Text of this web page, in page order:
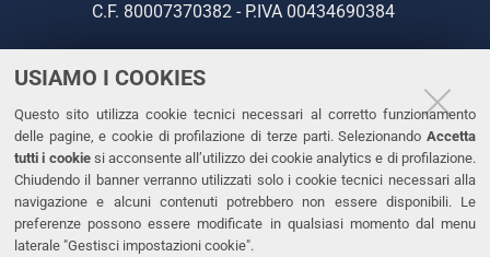
USIAMO I COOKIES
Questo sito utilizza cookie tecnici necessari al corretto funzionamento
delle pagine, e cookie di profilazione di terze parti. Selezionando Accetta
tutti i cookiesi acconsente all’utilizzo dei cookie analytics e di profilazione.
Chiudendo il banner verranno utilizzati solo i cookie tecnici necessari alla
navigazione e alcuni contenuti potrebbero non essere disponibili. Le
preferenze possono essere modificate in qualsiasi momento dal menu
laterale "Gestisci impostazioni cookie".
C.F. 80007370382 - P.IVA 00434690384
CONTATTI
Tel. +39 0532 293111
Fax. +39 0532 293031
PEC
LINKS